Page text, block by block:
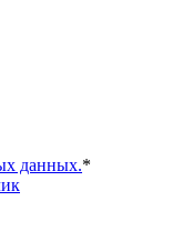
данных.*